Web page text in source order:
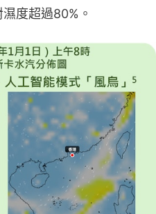
度超過80%。